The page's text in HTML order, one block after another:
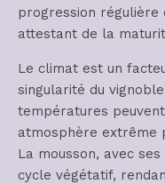
progression régulière
attestant de la
Le climat est un
singularité du
températures
atmosphère extrême
La mousson, avec
cycle végétatif,